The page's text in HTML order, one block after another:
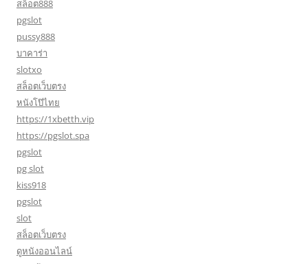
สล็อต888
pgslot
pussy888
บาคาร่า
slotxo
สล็อตเว็บตรง
หนังโป๊ไทย
https://1xbetth.vip
https://pgslot.spa
pgslot
pg slot
kiss918
pgslot
slot
สล็อตเว็บตรง
ดูหนังออนไลน์